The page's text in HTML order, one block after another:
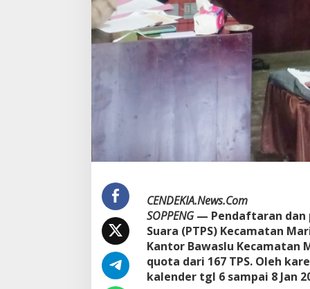
P
S
K
e
t
o
r
i
w
a
w
o
K
CENDEKIA.News.Com
SOPPENG— Pendaftaran dan
Suara (PTPS) Kecamatan
Kantor Bawaslu Kecamatan
quota dari 167 TPS. Oleh
kalender tgl 6 sampai 8 Jan